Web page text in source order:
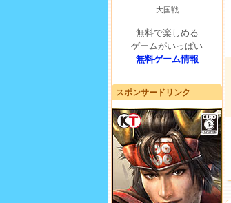
大国戦
無料で楽しめる
ゲームがいっぱい
無料ゲーム情報
スポンサードリンク